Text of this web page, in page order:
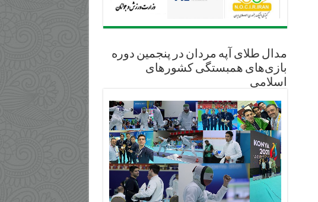
مدال طلای آپه مردان در پنجمین دوره
بازی‌های همبستگی کشورهای
اسلامی